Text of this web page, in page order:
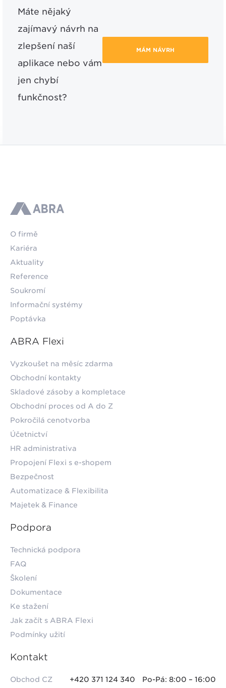
Máte nějaký
zajímavý návrh na
zlepšení naší
aplikace nebo vám
jen chybí
funkčnost?
MÁM NÁVRH
ABRA
O firmě
Kariéra
Aktuality
Reference
Soukromí
Informační systémy
Poptávka
ABRA Flexi
Vyzkoušet na měsíc zdarma
Obchodní kontakty
Skladové zásoby a kompletace
Obchodní proces od A do Z
Pokročilá cenotvorba
Účetnictví
HR administrativa
Propojení Flexi s e-shopem
Bezpečnost
Automatizace & Flexibilita
Majetek & Finance
Podpora
Technická podpora
FAQ
Školení
Dokumentace
Ke stažení
Jak začít s ABRA Flexi
Podmínky užití
Kontakt
Obchod CZ +420 371 124 340 Po-Pá: 8:00 – 16:00